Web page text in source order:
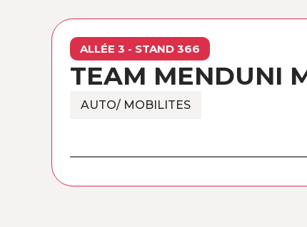
ALLÉE 3 - STAND 366
TEAM MENDUNI
AUTO/ MOBILITES